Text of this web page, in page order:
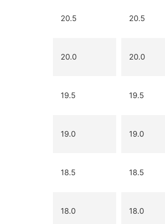
20.5 20.5
20.0 20.0
19.5 19.5
19.0 19.0
18.5 18.5
18.0 18.0